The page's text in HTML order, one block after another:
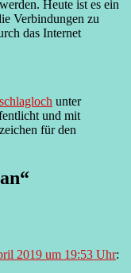
Heute ist es ein
Verbindungen zu
das Internet
schlagloch unter
und mit
für den
“
2019 um 19:53 Uhr: